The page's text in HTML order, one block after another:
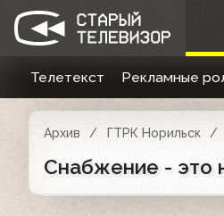
Телетекст Рекламные
Архив ГТРК Норильск
Снабжение - это